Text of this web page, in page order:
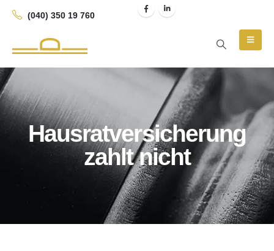
(040) 350 19 760
Hausratversicherung
zahlt nicht